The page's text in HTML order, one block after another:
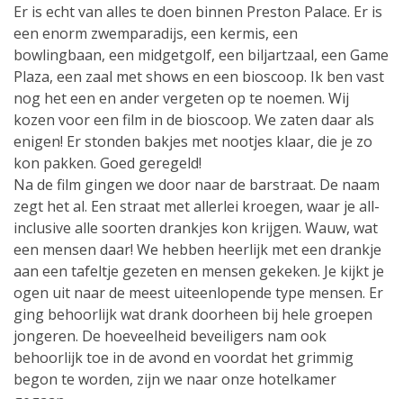
Er is echt van alles te doen binnen Preston Palace. Er is
een enorm zwemparadijs, een kermis, een
bowlingbaan, een midgetgolf, een biljartzaal, een Game
Plaza, een zaal met shows en een bioscoop. Ik ben vast
nog het een en ander vergeten op te noemen. Wij
kozen voor een film in de bioscoop. We zaten daar als
enigen! Er stonden bakjes met nootjes klaar, die je zo
kon pakken. Goed geregeld!
Na de film gingen we door naar de barstraat. De naam
zegt het al. Een straat met allerlei kroegen, waar je all-
inclusive alle soorten drankjes kon krijgen. Wauw, wat
een mensen daar! We hebben heerlijk met een drankje
aan een tafeltje gezeten en mensen gekeken. Je kijkt je
ogen uit naar de meest uiteenlopende type mensen. Er
ging behoorlijk wat drank doorheen bij hele groepen
jongeren. De hoeveelheid beveiligers nam ook
behoorlijk toe in de avond en voordat het grimmig
begon te worden, zijn we naar onze hotelkamer